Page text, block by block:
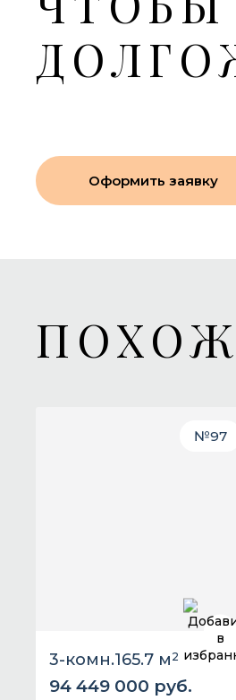
Оформить заявку
№97
3-комн.165.7 м 2
94 449 000 руб.